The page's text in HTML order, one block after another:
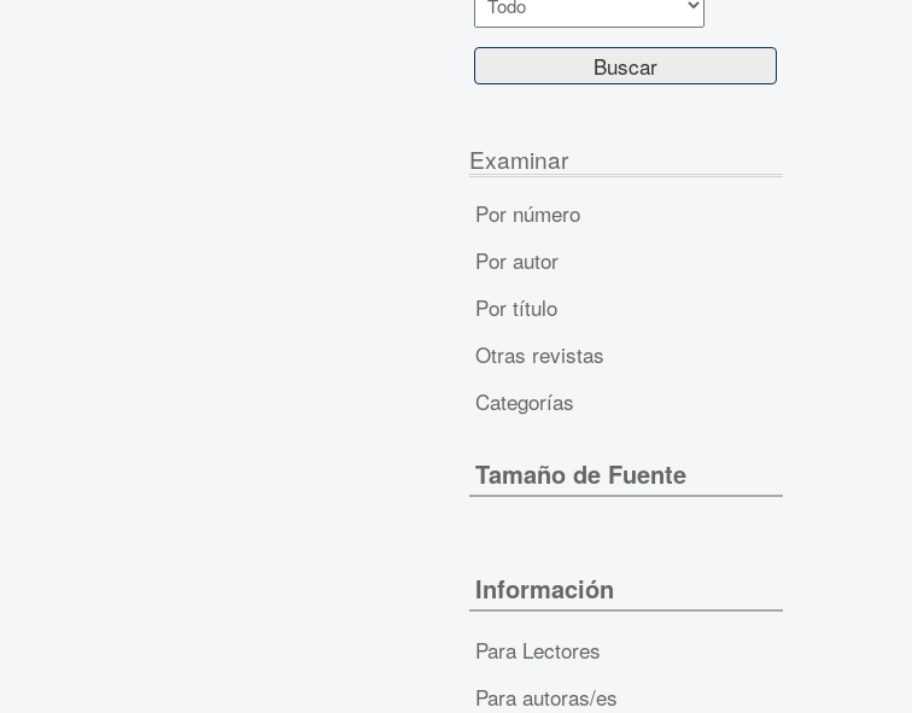
Examinar
Por número
Por autor
Por título
Otras revistas
Categorías
Tamaño de Fuente
Información
Para Lectores
Para autoras/es